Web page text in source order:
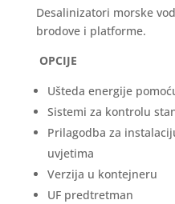
Desalinizatori morske
brodove i platforme.
OPCIJE
Ušteda energije
Sistemi za kontrolu
Prilagodba za
uvjetima
Verzija u kontejneru
UF predtretman